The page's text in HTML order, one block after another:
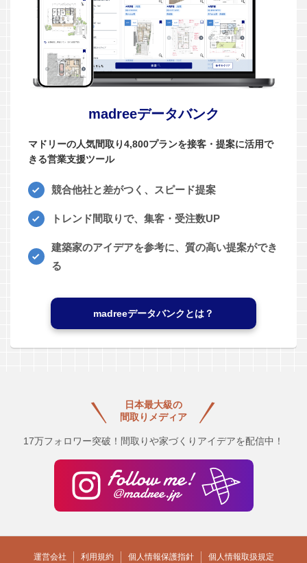
madreeデータバンク
マドリーの人気間取り4,800プランを接客・提案に活用で
きる営業支援ツール
競合他社と差がつく、スピード提案
トレンド間取りで、集客・受注数UP
建築家のアイデアを参考に、質の高い提案ができ
る
madreeデータバンクとは？
日本最大級の
間取りメディア
17万フォロワー突破！間取りや家づくりアイデアを配信中！
運営会社 利用規約 個人情報保護指針 個人情報取扱規定